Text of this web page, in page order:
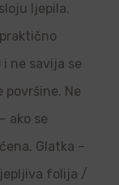
ljepila.
ne savija se
površine. Ne
ako se
Glatka –
folija /